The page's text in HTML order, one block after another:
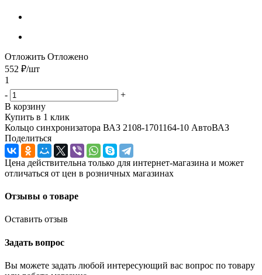
Отложить Отложено
552 ₽/шт
1
-
+
В корзину
Купить в 1 клик
Кольцо синхронизатора ВАЗ 2108-1701164-10 АвтоВАЗ
Поделиться
Цена действительна только для интернет-магазина и может
отличаться от цен в розничных магазинах
Отзывы о товаре
Оставить отзыв
Задать вопрос
Вы можете задать любой интересующий вас вопрос по товару